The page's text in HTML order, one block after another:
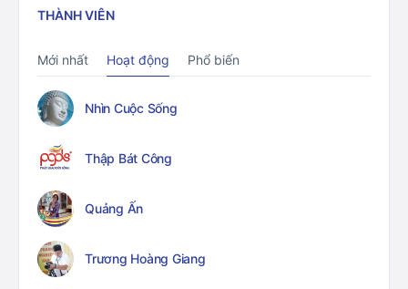
THÀNH VIÊN
Mới nhất Hoạt động Phổ biến
Nhìn Cuộc Sống
Thập Bát Công
Quảng Ấn
Trương Hoàng Giang